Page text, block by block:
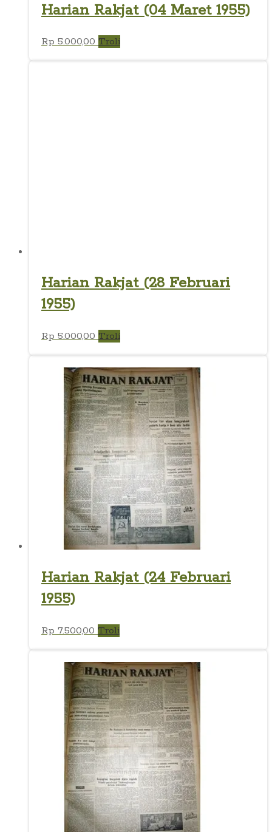
Harian Rakjat (04 Maret 1955)
Rp 5.000,00 Troli
Harian Rakjat (28 Februari
1955)
Rp 5.000,00 Troli
Harian Rakjat (24 Februari
1955)
Rp 7.500,00 Troli